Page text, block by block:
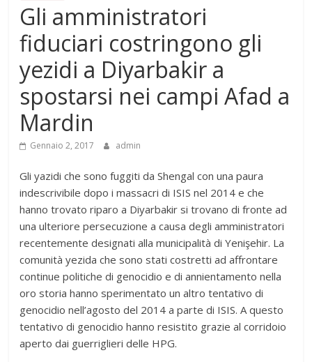
Gli amministratori
fiduciari costringono gli
yezidi a Diyarbakir a
spostarsi nei campi Afad a
Mardin
Gennaio 2, 2017 admin
Gli yazidi che sono fuggiti da Shengal con una paura
indescrivibile dopo i massacri di ISIS nel 2014 e che
hanno trovato riparo a Diyarbakir si trovano di fronte ad
una ulteriore persecuzione a causa degli amministratori
recentemente designati alla municipalità di Yenişehir. La
comunità yezida che sono stati costretti ad affrontare
continue politiche di genocidio e di annientamento nella
oro storia hanno sperimentato un altro tentativo di
genocidio nell’agosto del 2014 a parte di ISIS. A questo
tentativo di genocidio hanno resistito grazie al corridoio
aperto dai guerriglieri delle HPG.